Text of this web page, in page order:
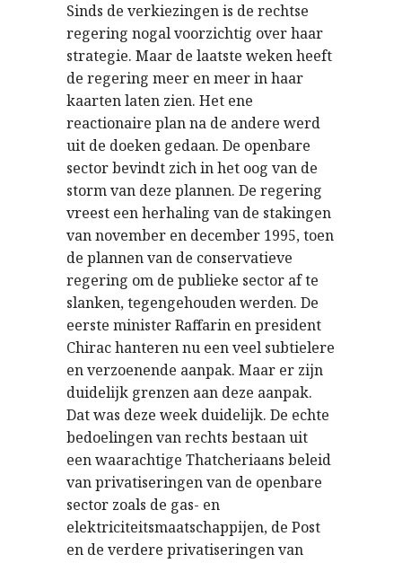
Sinds de verkiezingen is de rechtse
regering nogal voorzichtig over haar
strategie. Maar de laatste weken heeft
de regering meer en meer in haar
kaarten laten zien. Het ene
reactionaire plan na de andere werd
uit de doeken gedaan. De openbare
sector bevindt zich in het oog van de
storm van deze plannen. De regering
vreest een herhaling van de stakingen
van november en december 1995, toen
de plannen van de conservatieve
regering om de publieke sector af te
slanken, tegengehouden werden. De
eerste minister Raffarin en president
Chirac hanteren nu een veel subtielere
en verzoenende aanpak. Maar er zijn
duidelijk grenzen aan deze aanpak.
Dat was deze week duidelijk. De echte
bedoelingen van rechts bestaan uit
een waarachtige Thatcheriaans beleid
van privatiseringen van de openbare
sector zoals de gas- en
elektriciteitsmaatschappijen, de Post
en de verdere privatiseringen van